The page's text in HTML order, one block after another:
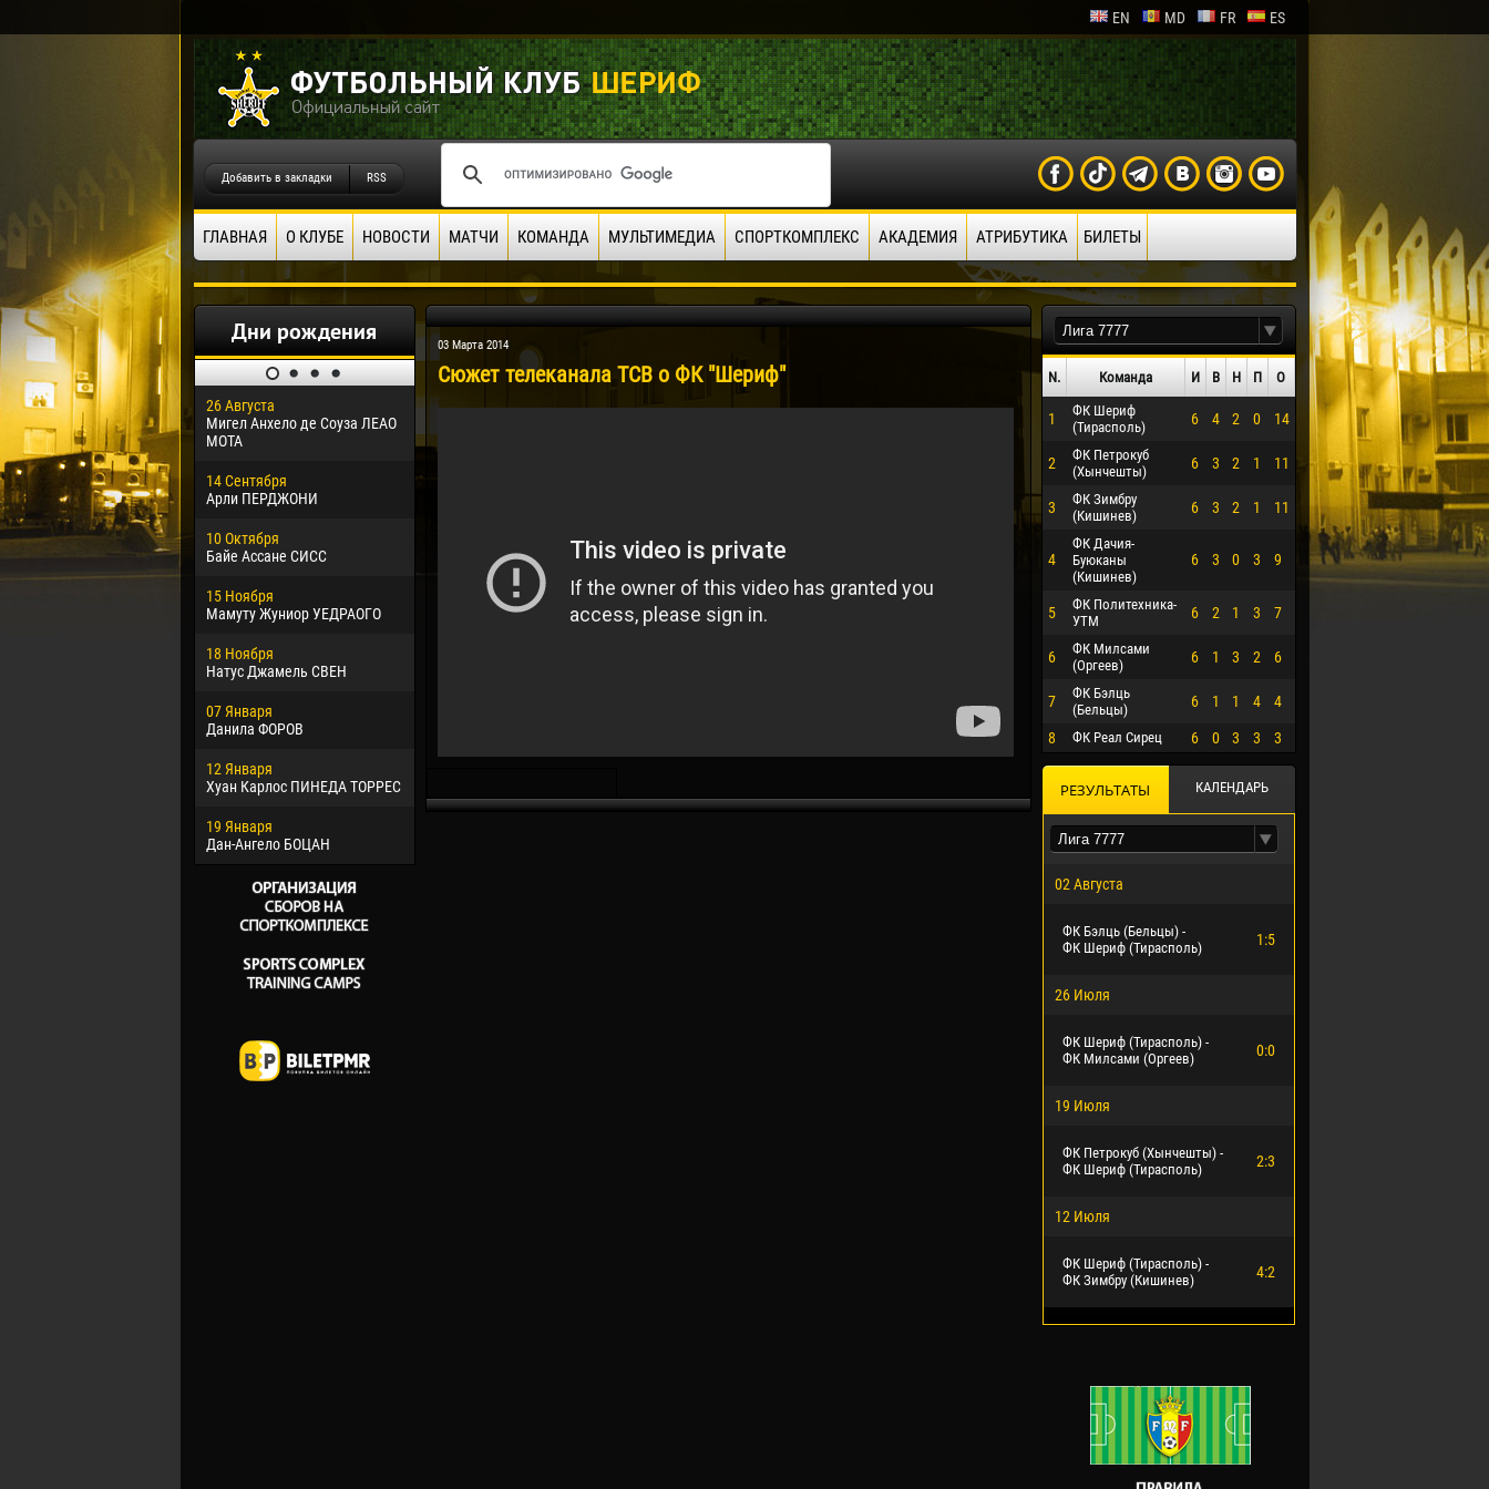
EN MD FR ES
Добавить в закладки RSS
ГЛАВНАЯ О КЛУБЕ НОВОСТИ МАТЧИ КОМАНДА МУЛЬТИМЕДИА СПОРТКОМПЛЕКС АКАДЕМИЯ АТРИБУТИКА БИЛЕТЫ
Дни рождения
26 Августа
Мигел Анхело де Соуза ЛЕАО
МОТА
14 Сентября
Арли ПЕРДЖОНИ
10 Октября
Байе Ассане СИСС
15 Ноября
Мамуту Жуниор УЕДРАОГО
18 Ноября
Натус Джамель СВЕН
07 Января
Данила ФОРОВ
12 Января
Хуан Карлос ПИНЕДА ТОРРЕС
19 Января
Дан-Ангело БОЦАН
30 Января
Эммануэль АФЕТСЕ
04 Мая
Николай ЧЕБОТАРЬ
15 Июня
Конан Жорес-Ульрих ЛУКУ
15 Июля
17 Июля
27 Июля
Владимир ФРАТЯ
03 Марта 2014
Сюжет телеканала ТСВ о ФК "Шериф" N. Команда И В Н П О
1
ФК Шериф
(Тирасполь)
6 4 2 0 14
2
ФК Петрокуб
(Хынчешты)
6 3 2 1 11
3
ФК Зимбру
(Кишинев)
6 3 2 1 11
4
ФК Дачия-
Буюканы
(Кишинев)
6 3 0 3 9
5
ФК Политехника-
УТМ
6 2 1 3 7
6
ФК Милсами
(Оргеев)
6 1 3 2 6
7
ФК Бэлць
(Бельцы)
6 1 1 4 4
8 ФК Реал Сирец 6 0 3 3 3
РЕЗУЛЬТАТЫ КАЛЕНДАРЬ
02 Августа
ФК Бэлць (Бельцы) -
ФК Шериф (Тирасполь)
1:5
26 Июля
ФК Шериф (Тирасполь) -
ФК Милсами (Оргеев)
0:0
19 Июля
ФК Петрокуб (Хынчешты) -
ФК Шериф (Тирасполь)
2:3
12 Июля
ФК Шериф (Тирасполь) -
ФК Зимбру (Кишинев)
4:2